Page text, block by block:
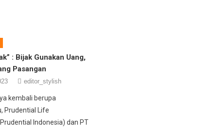
: Bijak Gunakan Uang,
Pasangan
editor_stylish
kembali berupa
Prudential Life
Indonesia) dan PT